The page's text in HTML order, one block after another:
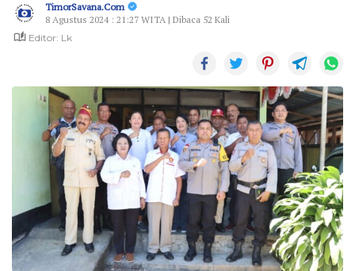
TimorSavana.Com
8 Agustus 2024 : 21:27 WITA | Dibaca 52 Kali
Editor: Lk